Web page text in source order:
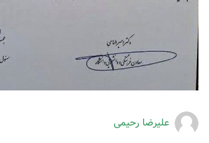
علیرضا رحیمی